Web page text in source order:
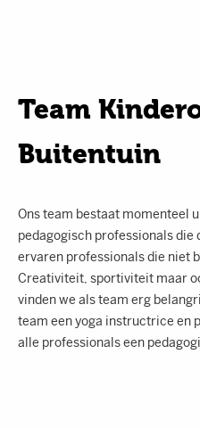
Team
Buitentuin
Ons team bestaat momenteel
pedagogisch professionals die
ervaren professionals die niet
Creativiteit, sportiviteit maar
vinden we als team erg
team een yoga instructrice en
alle professionals een